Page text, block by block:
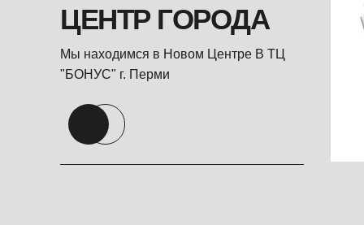
ЦЕНТР ГОРОДА
Мы находимся в Новом Центре В ТЦ
"БОНУС" г. Перми